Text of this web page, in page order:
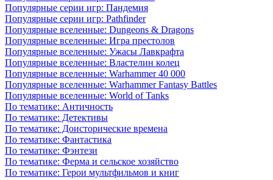
Популярные серии игр: Пандемия
Популярные серии игр: Pathfinder
Популярные вселенные: Dungeons & Dragons
Популярные вселенные: Игра престолов
Популярные вселенные: Ужасы Лавкрафта
Популярные вселенные: Властелин колец
Популярные вселенные: Warhammer 40 000
Популярные вселенные: Warhammer Fantasy Battles
Популярные вселенные: World of Tanks
По тематике: Античность
По тематике: Детективы
По тематике: Доисторические времена
По тематике: Фантастика
По тематике: Фэнтези
По тематике: Ферма и сельское хозяйство
По тематике: Герои мультфильмов и книг